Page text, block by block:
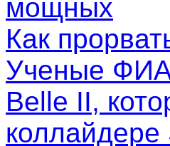
мощных
Как
Ученые
Belle II,